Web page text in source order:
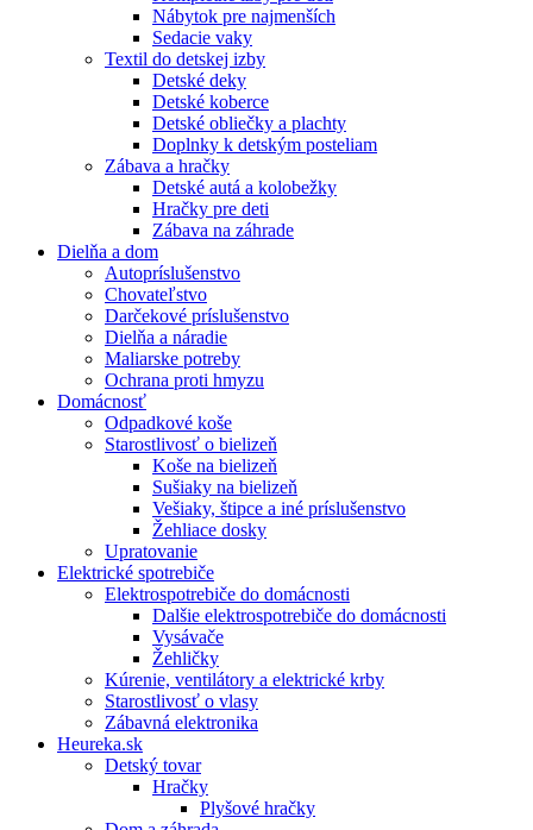
Nábytok pre najmenších
Sedacie vaky
Textil do detskej izby
Detské deky
Detské koberce
Detské obliečky a plachty
Doplnky k detským posteliam
Zábava a hračky
Detské autá a kolobežky
Hračky pre deti
Zábava na záhrade
Dielňa a dom
Autopríslušenstvo
Chovateľstvo
Darčekové príslušenstvo
Dielňa a náradie
Maliarske potreby
Ochrana proti hmyzu
Domácnosť
Odpadkové koše
Starostlivosť o bielizeň
Koše na bielizeň
Sušiaky na bielizeň
Vešiaky, štipce a iné príslušenstvo
Žehliace dosky
Upratovanie
Elektrické spotrebiče
Elektrospotrebiče do domácnosti
Dalšie elektrospotrebiče do domácnosti
Vysávače
Žehličky
Kúrenie, ventilátory a elektrické krby
Starostlivosť o vlasy
Zábavná elektronika
Heureka.sk
Detský tovar
Hračky
Plyšové hračky